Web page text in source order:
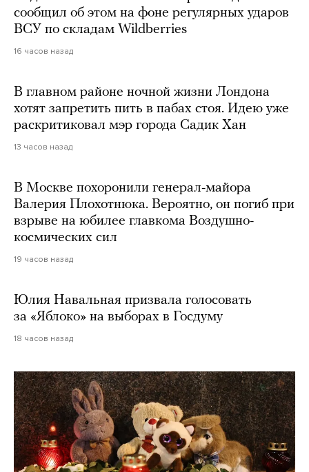
сообщил об этом на фоне регулярных ударов
ВСУ по складам Wildberries
16 часов назад
В главном районе ночной жизни Лондона
хотят запретить пить в пабах стоя. Идею уже
раскритиковал мэр города Садик Хан
13 часов назад
В Москве похоронили генерал-майора
Валерия Плохотнюка. Вероятно, он погиб при
взрыве на юбилее главкома Воздушно-
космических сил
19 часов назад
Юлия Навальная призвала голосовать
за «Яблоко» на выборах в Госдуму
18 часов назад